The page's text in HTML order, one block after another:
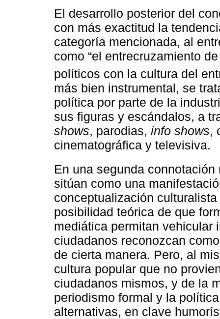
El desarrollo posterior del
con más exactitud la
categoría mencionada, al
como “el entrecruzamiento
políticos con la cultura del
más bien instrumental, se
política por parte de la
sus figuras y escándalos, a
shows, parodias, info shows,
cinematográfica y televisiva.
En una segunda
sitúan como una
conceptualización
posibilidad teórica de que
mediática permitan vehicular
ciudadanos reconozcan
de cierta manera. Pero, al
cultura popular que no
ciudadanos mismos, y de la
periodismo formal y la
alternativas, en clave